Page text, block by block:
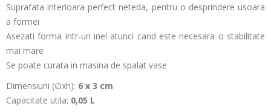
Suprafata interioara perfect neteda, pentru o desprindere usoara
a formei
Asezati forma intr-un inel atunci cand este necesara o stabilitate
mai mare
Se poate curata in masina de spalat vase
Dimensiuni (∅xh): 6 x 3 cm
Capacitate utila: 0,05 L